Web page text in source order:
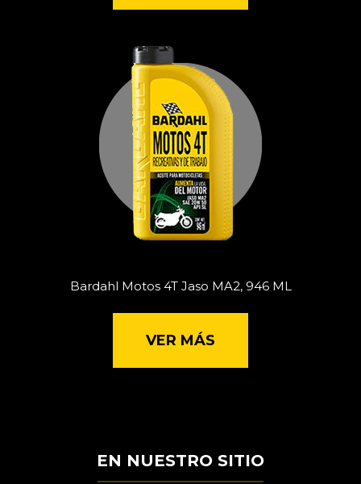
Bardahl Motos 4T Jaso MA2, 946 ML
VER MÁS
EN NUESTRO SITIO